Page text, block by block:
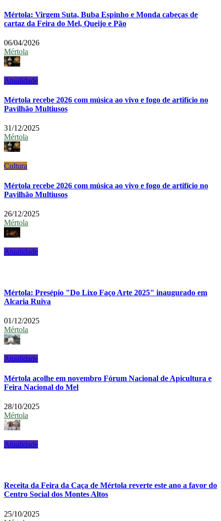
Mértola: Virgem Suta, Buba Espinho e Monda cabeças de
cartaz da Feira do Mel, Queijo e Pão
06/04/2026
Mértola
Atualidade
Mértola recebe 2026 com música ao vivo e fogo de artifício no
Pavilhão Multiusos
31/12/2025
Mértola
Cultura
Mértola recebe 2026 com música ao vivo e fogo de artifício no
Pavilhão Multiusos
26/12/2025
Mértola
Atualidade
Mértola: Presépio "Do Lixo Faço Arte 2025" inaugurado em
Alcaria Ruiva
01/12/2025
Mértola
Atualidade
Mértola acolhe em novembro Fórum Nacional de Apicultura e
Feira Nacional do Mel
28/10/2025
Mértola
Atualidade
Receita da Feira da Caça de Mértola reverte este ano a favor do
Centro Social dos Montes Altos
25/10/2025